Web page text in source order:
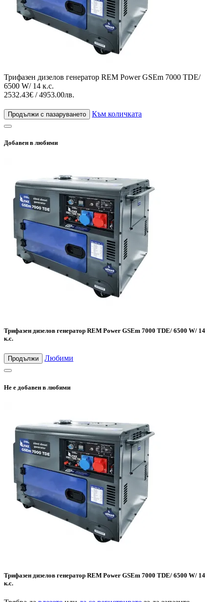
Трифазен дизелов генератор REM Power GSEm 7000 TDE/
6500 W/ 14 к.с.
2532.43€ / 4953.00лв.
Продължи с пазаруването Към количката
Добавен в любими
Трифазен дизелов генератор REM Power GSEm 7000 TDE/ 6500 W/ 14
к.с.
Продължи Любими
Не е добавен в любими
Трифазен дизелов генератор REM Power GSEm 7000 TDE/ 6500 W/ 14
к.с.